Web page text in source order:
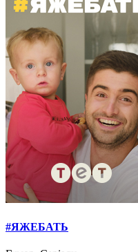
#ЯЖЕБАТЬ